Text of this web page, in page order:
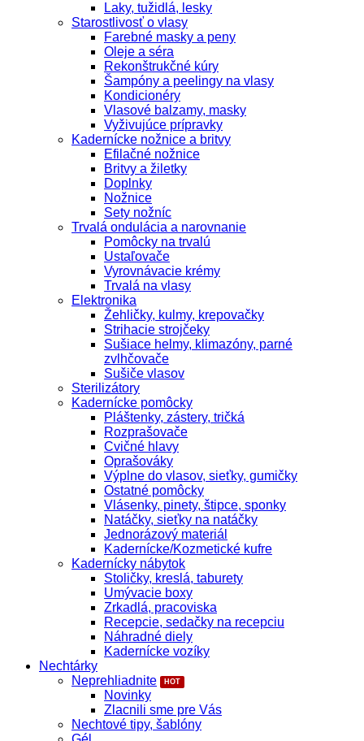
Laky, tužidlá, lesky
Starostlivosť o vlasy
Farebné masky a peny
Oleje a séra
Rekonštrukčné kúry
Šampóny a peelingy na vlasy
Kondicionéry
Vlasové balzamy, masky
Vyživujúce prípravky
Kadernícke nožnice a britvy
Efilačné nožnice
Britvy a žiletky
Doplnky
Nožnice
Sety nožníc
Trvalá ondulácia a narovnanie
Pomôcky na trvalú
Ustaľovače
Vyrovnávacie krémy
Trvalá na vlasy
Elektronika
Žehličky, kulmy, krepovačky
Strihacie strojčeky
Sušiace helmy, klimazóny, parné
zvlhčovače
Sušiče vlasov
Sterilizátory
Kadernícke pomôcky
Pláštenky, zástery, tričká
Rozprašovače
Cvičné hlavy
Oprašováky
Výplne do vlasov, sieťky, gumičky
Ostatné pomôcky
Vlásenky, pinety, štipce, sponky
Natáčky, sieťky na natáčky
Jednorázový materiál
Kadernícke/Kozmetické kufre
Kadernícky nábytok
Stoličky, kreslá, taburety
Umývacie boxy
Zrkadlá, pracoviska
Recepcie, sedačky na recepciu
Náhradné diely
Kadernícke vozíky
Nechtárky
Neprehliadnite
Novinky
Zlacnili sme pre Vás
Nechtové tipy, šablóny